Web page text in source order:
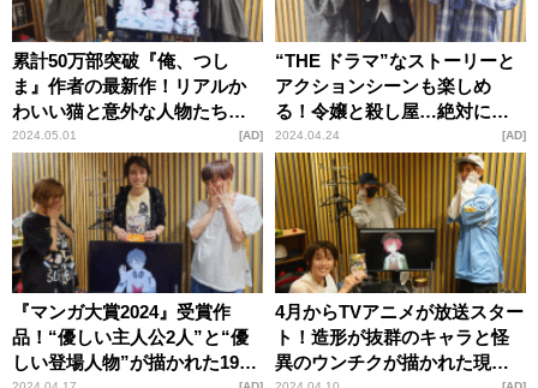
累計50万部突破『俺、つし
ま』作者の最新作！リアルか
わいい猫と意外な人物たちが
登場する、最後にまさかの展
開が待っている注目作品『モ
ンちゃんと私』の魅力
2024.05.01 AD
“THE ドラマ”なストーリーと
アクションシーンも楽しめ
る！令嬢と殺し屋…絶対に交
わらないはずの2人の契約結婚
ラブサスペンス『ホタルの嫁
入り』の魅力
2024.04.24 AD
『マンガ大賞2024』受賞作
品！“優しい主人公2人”と“優
しい登場人物”が描かれた1990
4月からTVアニメが放送スター
ト！造形が抜群のキャラと怪
異のウンチクが描かれた現代